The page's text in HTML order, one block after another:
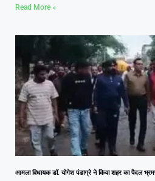
Read More »
आमला विधायक डॉ. योगेश पंडाग्रे ने किया शहर का पैदल भ्रमण,